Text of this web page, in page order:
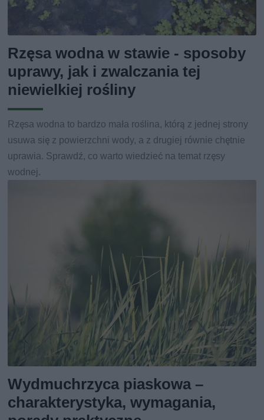
Rzęsa wodna w stawie - sposoby
uprawy, jak i zwalczania tej
niewielkiej rośliny
Rzęsa wodna to bardzo mała roślina, którą z jednej strony
usuwa się z powierzchni wody, a z drugiej równie chętnie
uprawia. Sprawdź, co warto wiedzieć na temat rzęsy
wodnej.
Wydmuchrzyca piaskowa –
charakterystyka, wymagania,